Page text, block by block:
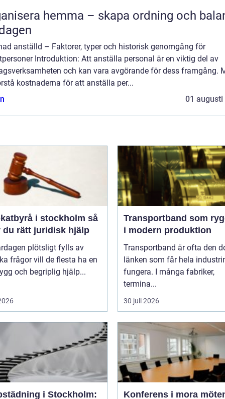
hemma – skapa ordning och
anställd – Faktorer, typer och historisk genomgång för
Introduktion: Att anställa personal är en viktig del av
och kan vara avgörande för dess framgång.
kostnaderna för att anställa per...
01 augusti
i stockholm så
du rätt juridisk hjälp
plötsligt fylls av
frågor vill de flesta ha en
och begriplig hjälp...
Transportband som
i modern produktion
Transportband är ofta den
länken som får hela
fungera. I många fabriker,
termina...
30 juli 2026
i Stockholm:
Konferens i mora möten